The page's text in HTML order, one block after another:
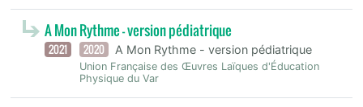
A Mon Rythme - version pédiatrique
2021 2020 A Mon Rythme - version pédiatrique
Union Française des Œuvres Laïques d'Éducation
Physique du Var